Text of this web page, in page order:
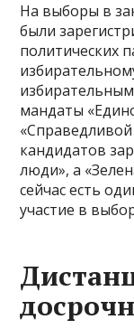
На выборы в
были
политических
мандаты
кандидатов
люди», а
сейчас есть
участие в